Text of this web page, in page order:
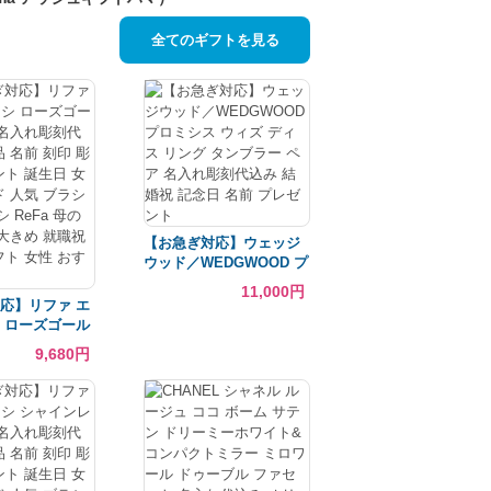
全てのギフトを見る
】リファ エ
ローズゴール
れ彫刻代込み
刻印 彫刻 プ
生日 女性 ブ
ブラシ 艶 成
母の日 コス
職祝 名入れ
おすすめ
9,680円
【お急ぎ対応】ウェッジ
ウッド／WEDGWOOD プ
ロミシス ウィズ ディス
リング タンブラー ペア
11,000円